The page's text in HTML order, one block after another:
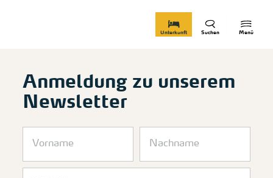
Menü
Suchen
Unterkunft
Anmeldung zu unserem
Newsletter